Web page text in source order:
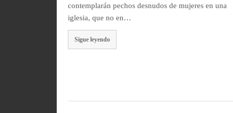
contemplarán pechos desnudos de mujeres en una
iglesia, que no en…
Sigue leyendo